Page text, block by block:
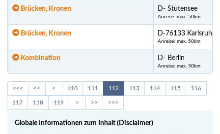
Brücken, Kronen D- Stutensee
Anreise: max. 50km
Brücken, Kronen D-76133 Karlsruhe
Anreise: max. 50km
Kombination D- Berlin
Anreise: max. 50km
<<< << < 110 111 112 113 114 115 116
117 118 119 > >> >>>
Globale Informationen zum Inhalt (Disclaimer)